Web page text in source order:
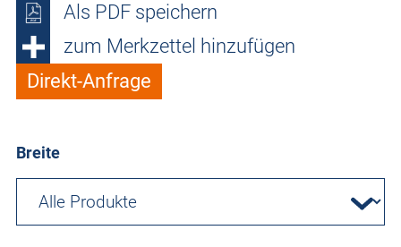
Als PDF speichern
zum Merkzettel hinzufügen
Direkt-Anfrage
Breite